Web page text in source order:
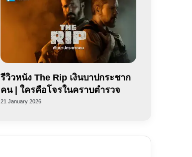
รีวิวหนัง The Rip เงินบาปกระชาก
คน | ใครคือโจรในคราบตำรวจ
21 January 2026